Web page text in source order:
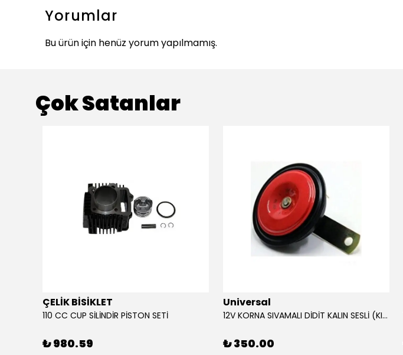
Yorumlar
Bu ürün için henüz yorum yapılmamış.
Çok Satanlar
ÇELİK BİSİKLET
110 CC CUP SİLİNDİR PİSTON SETİ
₺ 980.59
Universal
12V KORNA SIVAMALI DİDİT KALIN SESLİ (KIRMIZI)
₺ 350.00